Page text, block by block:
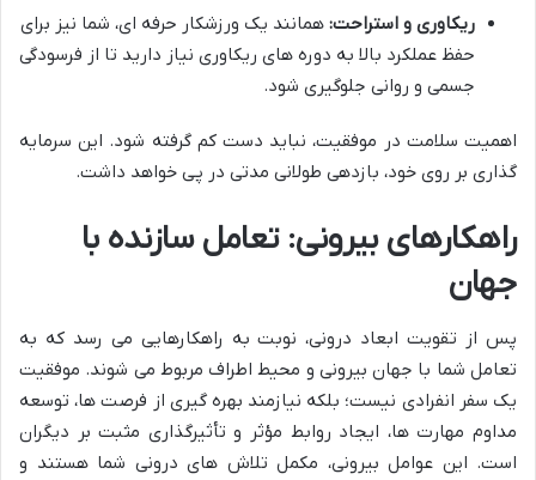
ریکاوری و استراحت: همانند یک ورزشکار حرفه ای، شما نیز برای
حفظ عملکرد بالا به دوره های ریکاوری نیاز دارید تا از فرسودگی
جسمی و روانی جلوگیری شود.
اهمیت سلامت در موفقیت، نباید دست کم گرفته شود. این سرمایه
گذاری بر روی خود، بازدهی طولانی مدتی در پی خواهد داشت.
راهکارهای بیرونی: تعامل سازنده با
جهان
پس از تقویت ابعاد درونی، نوبت به راهکارهایی می رسد که به
تعامل شما با جهان بیرونی و محیط اطراف مربوط می شوند. موفقیت
یک سفر انفرادی نیست؛ بلکه نیازمند بهره گیری از فرصت ها، توسعه
مداوم مهارت ها، ایجاد روابط مؤثر و تأثیرگذاری مثبت بر دیگران
است. این عوامل بیرونی، مکمل تلاش های درونی شما هستند و